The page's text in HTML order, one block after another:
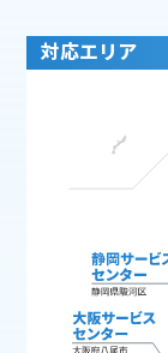
対応エリア